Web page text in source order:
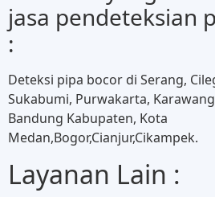
jasa pendeteksian
:
Deteksi pipa bocor di Serang,
Sukabumi, Purwakarta,
Bandung Kabupaten, Kota
Medan,Bogor,Cianjur,Cikampek.
Layanan Lain :